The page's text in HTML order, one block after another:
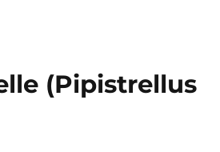
(Pipistrellus